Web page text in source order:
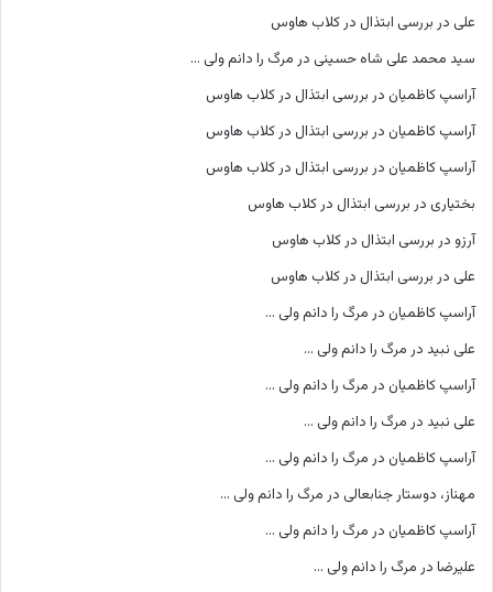
علی در بررسی ابتذال در کلاب هاوس
سید محمد علی شاه حسینی در مرگ را دانم ولی …
آراسپ کاظمیان در بررسی ابتذال در کلاب هاوس
آراسپ کاظمیان در بررسی ابتذال در کلاب هاوس
آراسپ کاظمیان در بررسی ابتذال در کلاب هاوس
بختیاری در بررسی ابتذال در کلاب هاوس
آرزو در بررسی ابتذال در کلاب هاوس
علی در بررسی ابتذال در کلاب هاوس
آراسپ کاظمیان در مرگ را دانم ولی …
علی نبید در مرگ را دانم ولی …
آراسپ کاظمیان در مرگ را دانم ولی …
علی نبید در مرگ را دانم ولی …
آراسپ کاظمیان در مرگ را دانم ولی …
مهناز، دوستار جنابعالی در مرگ را دانم ولی …
آراسپ کاظمیان در مرگ را دانم ولی …
علیرضا در مرگ را دانم ولی …